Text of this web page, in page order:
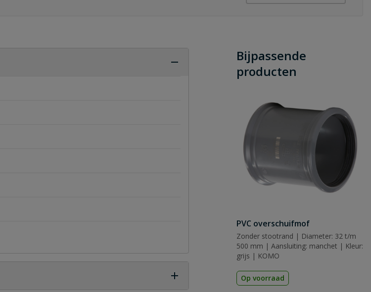
Bijpassende
producten
PVC overschuifmof
Zonder stootrand | Diameter: 32 t/m
500 mm | Aansluiting: manchet | Kleur:
grijs | KOMO
Op voorraad